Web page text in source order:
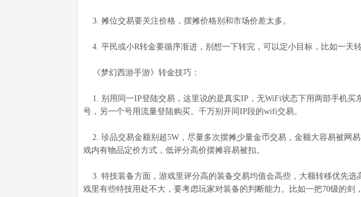
3. 摊位交易要关注价格，摆摊价格别和市场价差太多。
4. 平民或小R转金要循序渐进，别想一下转完，可以定小目标，比如一天转
《梦幻西游手游》转金技巧：
1. 别用同一IP登陆交易，这里说的是真实IP，无WiFi状态下用两部手机买
号，另一个号用流量登陆购买。千万别开同IP段的wifi交易。
2. 珍品交易金额别超5W，尽量多次摆摊少量金币交易，金额大容易被网
戏内有物品定价方式，低评分高价摆摊容易被扣。
3. 特技装备方面，游戏里评分高的装备交易均值会高些，大额转移优先选
戏里有些特技用处不大，要考虑玩家对装备的判断能力。比如一把70级的剑